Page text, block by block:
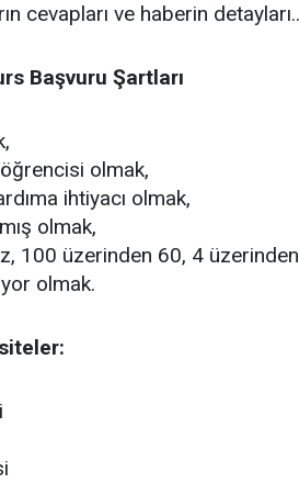
cevapları ve haberin
Başvuru Şartları
olmak,
ihtiyacı olmak,
olmak,
100 üzerinden 60, 4
olmak.